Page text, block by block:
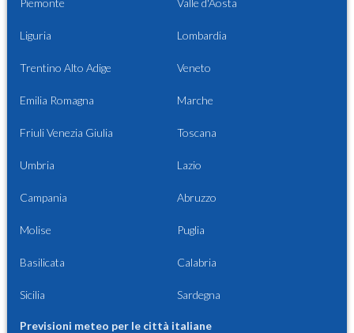
Piemonte Valle d'Aosta
Liguria Lombardia
Trentino Alto Adige Veneto
Emilia Romagna Marche
Friuli Venezia Giulia Toscana
Umbria Lazio
Campania Abruzzo
Molise Puglia
Basilicata Calabria
Sicilia Sardegna
Previsioni meteo per le città italiane